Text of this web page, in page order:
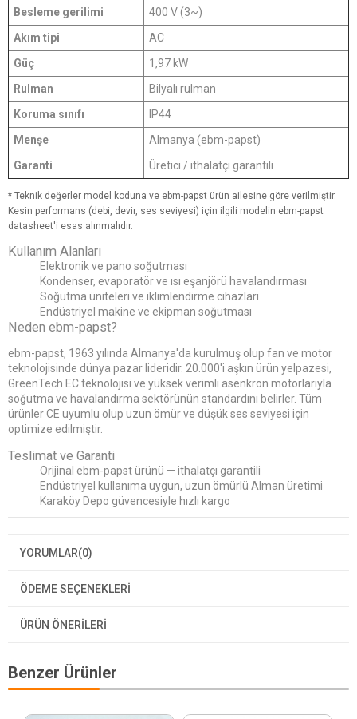
Besleme gerilimi
400 V (3~)
Akım tipi
AC
Güç
1,97 kW
Rulman
Bilyalı rulman
Koruma sınıfı
IP44
Menşe
Almanya (ebm-papst)
Garanti
Üretici / ithalatçı garantili
* Teknik değerler model koduna ve ebm-papst ürün ailesine göre verilmiştir.
Kesin performans (debi, devir, ses seviyesi) için ilgili modelin ebm-papst
datasheet'i esas alınmalıdır.
Kullanım Alanları
Elektronik ve pano soğutması
Kondenser, evaporatör ve ısı eşanjörü havalandırması
Soğutma üniteleri ve iklimlendirme cihazları
Endüstriyel makine ve ekipman soğutması
Neden ebm-papst?
ebm-papst, 1963 yılında Almanya'da kurulmuş olup fan ve motor
teknolojisinde dünya pazar lideridir. 20.000'i aşkın ürün yelpazesi,
GreenTech EC teknolojisi ve yüksek verimli asenkron motorlarıyla
soğutma ve havalandırma sektörünün standardını belirler. Tüm
ürünler CE uyumlu olup uzun ömür ve düşük ses seviyesi için
optimize edilmiştir.
Teslimat ve Garanti
Orijinal ebm-papst ürünü — ithalatçı garantili
Endüstriyel kullanıma uygun, uzun ömürlü Alman üretimi
Karaköy Depo güvencesiyle hızlı kargo
YORUMLAR(0)
ÖDEME SEÇENEKLERI
ÜRÜN ÖNERILERI
Benzer Ürünler